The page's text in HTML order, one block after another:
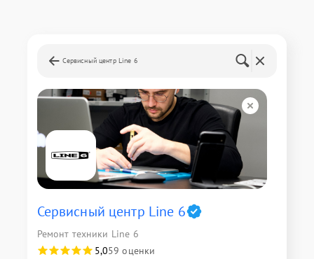
Сервисный центр Line 6
Сервисный центр Line 6
Ремонт техники Line 6
5,059 оценки